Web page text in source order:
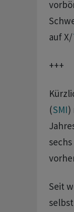
auf X/
+++
(SMI)
Seit